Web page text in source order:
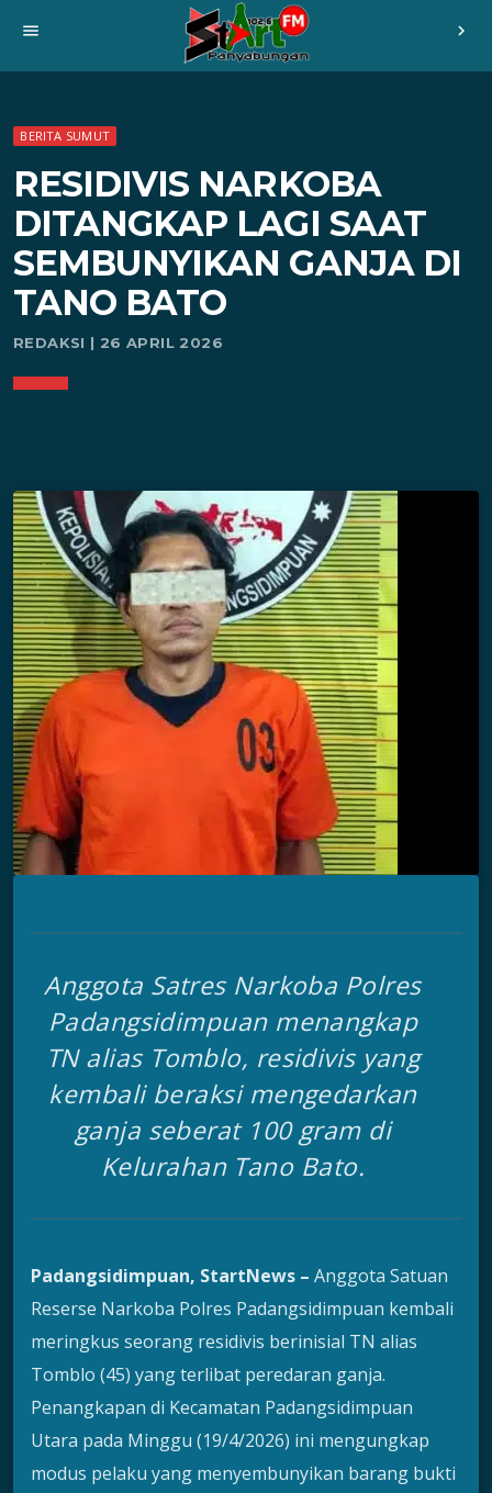
menu chevron_right
BERITA SUMUT
RESIDIVIS NARKOBA
DITANGKAP LAGI SAAT
SEMBUNYIKAN GANJA DI
TANO BATO
REDAKSI | 26 APRIL 2026
Anggota Satres Narkoba Polres
Padangsidimpuan menangkap
TN alias Tomblo, residivis yang
kembali beraksi mengedarkan
ganja seberat 100 gram di
Kelurahan Tano Bato.
Padangsidimpuan, StartNews – Anggota Satuan
Reserse Narkoba Polres Padangsidimpuan kembali
meringkus seorang residivis berinisial TN alias
Tomblo (45) yang terlibat peredaran ganja.
Penangkapan di Kecamatan Padangsidimpuan
Utara pada Minggu (19/4/2026) ini mengungkap
modus pelaku yang menyembunyikan barang bukti